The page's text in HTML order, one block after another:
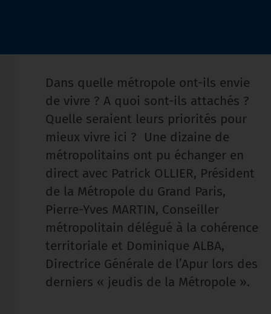
Dans quelle métropole ont-ils envie
de vivre ? A quoi sont-ils attachés ?
Quelle seraient leurs priorités pour
mieux vivre ici ? Une dizaine de
métropolitains ont pu échanger en
direct avec Patrick OLLIER, Président
de la Métropole du Grand Paris,
Pierre-Yves MARTIN, Conseiller
métropolitain délégué à la cohérence
territoriale et Dominique ALBA,
Directrice Générale de l’Apur lors des
derniers « jeudis de la Métropole ».